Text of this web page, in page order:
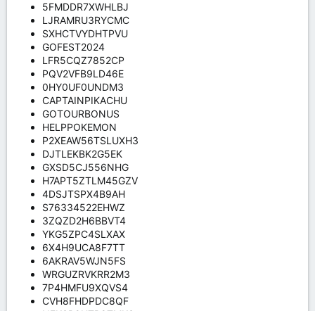
5FMDDR7XWHLBJ
LJRAMRU3RYCMC
SXHCTVYDHTPVU
GOFEST2024
LFR5CQZ7852CP
PQV2VFB9LD46E
0HY0UF0UNDM3
CAPTAINPIKACHU
GOTOURBONUS
HELPPOKEMON
P2XEAW56TSLUXH3
DJTLEKBK2G5EK
GXSD5CJ556NHG
H7APT5ZTLM45GZV
4DSJTSPX4B9AH
S76334522EHWZ
3ZQZD2H6BBVT4
YKG5ZPC4SLXAX
6X4H9UCA8F7TT
6AKRAV5WJN5FS
WRGUZRVKRR2M3
7P4HMFU9XQVS4
CVH8FHDPDC8QF